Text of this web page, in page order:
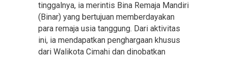
tinggalnya, ia merintis Bina Remaja Mandiri
(Binar) yang bertujuan memberdayakan
para remaja usia tanggung. Dari aktivitas
ini, ia mendapatkan penghargaan khusus
dari Walikota Cimahi dan dinobatkan